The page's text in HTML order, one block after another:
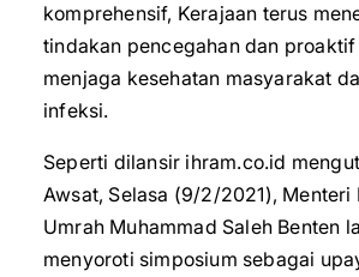
komprehensif, Kerajaan terus
tindakan pencegahan dan
menjaga kesehatan masyarakat
infeksi.
Seperti dilansir ihram.co.id
Awsat, Selasa (9/2/2021), Menteri
Umrah Muhammad Saleh Benten
menyoroti simposium sebagai